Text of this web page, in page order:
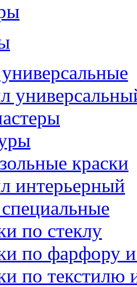
краски
интерьерный
по стеклу
по фарфору
по текстилю